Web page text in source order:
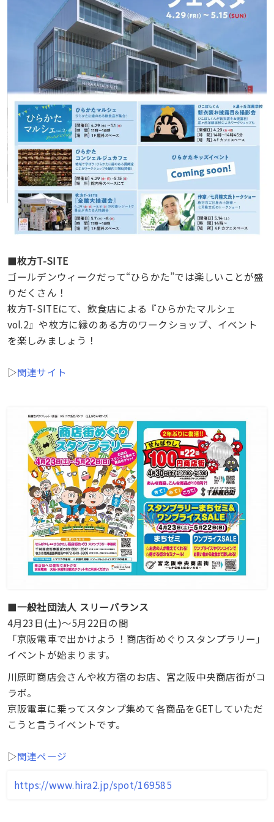
■枚方T-SITE
ゴールデンウィークだって“ひらかた”では楽しいことが盛
りだくさん！
枚方T-SITEにて、飲食店による『ひらかたマルシェ
vol.2』や枚方に縁のある方のワークショップ、イベント
を楽しみましょう！
▷関連サイト
■一般社団法人 スリーバランス
4月23日(土)～5月22日の間
「京阪電車で出かけよう！商店街めぐりスタンプラリー」
イベントが始まります。
川原町商店会さんや枚方宿のお店、宮之阪中央商店街がコ
ラボ。
京阪電車に乗ってスタンプ集めて各商品をGETしていただ
こうと言うイベントです。
▷関連ページ
https://www.hira2.jp/spot/169585